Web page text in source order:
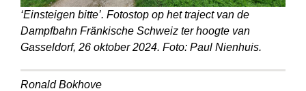
‘Einsteigen bitte’. Fotostop op het traject van de
Dampfbahn Fränkische Schweiz ter hoogte van
Gasseldorf, 26 oktober 2024. Foto: Paul Nienhuis.
Ronald Bokhove